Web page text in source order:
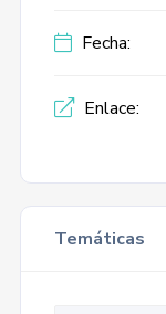
Fecha:
Enlace:
Temáticas